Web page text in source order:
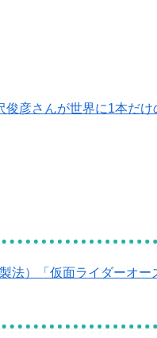
俊彦さんが世界に1本だ
法）「仮面ライダーオ